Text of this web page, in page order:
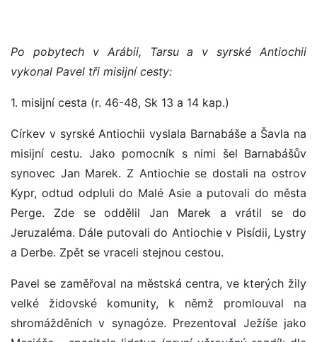
Po pobytech v Arábii, Tarsu a v syrské Antiochii
vykonal Pavel tři misijní cesty:
1. misijní cesta (r. 46-48, Sk 13 a 14 kap.)
Církev v syrské Antiochii vyslala Barnabáše a Šavla na
misijní cestu. Jako pomocník s nimi šel Barnabášův
synovec Jan Marek. Z Antiochie se dostali na ostrov
Kypr, odtud odpluli do Malé Asie a putovali do města
Perge. Zde se oddělil Jan Marek a vrátil se do
Jeruzaléma. Dále putovali do Antiochie v Pisídii, Lystry
a Derbe. Zpět se vraceli stejnou cestou.
Pavel se zaměřoval na městská centra, ve kterých žily
velké židovské komunity, k němž promlouval na
shromážděních v synagóze. Prezentoval Ježíše jako